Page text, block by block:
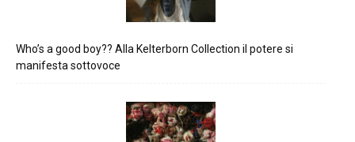
Who’s a good boy?? Alla Kelterborn Collection il potere si
manifesta sottovoce